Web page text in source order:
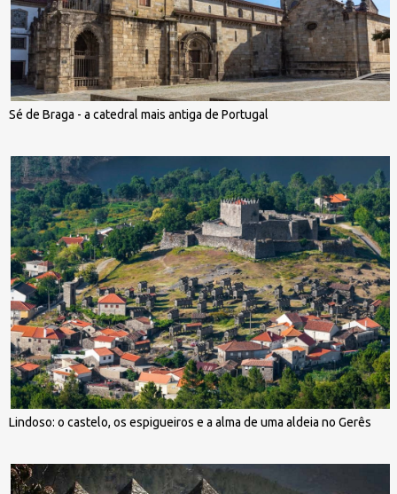
Sé de Braga - a catedral mais antiga de Portugal
Lindoso: o castelo, os espigueiros e a alma de uma aldeia no Gerês